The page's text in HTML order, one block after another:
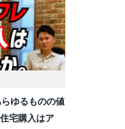
らゆるものの値
宅購入はア